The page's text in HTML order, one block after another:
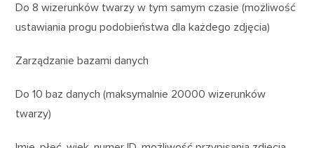
Do 8 wizerunków twarzy w tym samym czasie (możliwość
ustawiania progu podobieństwa dla każdego zdjęcia)
Zarządzanie bazami danych
Do 10 baz danych (maksymalnie 20000 wizerunków
twarzy)